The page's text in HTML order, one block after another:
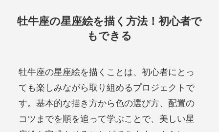
牡牛座の星座絵を描く方法！初心者で
もできる
牡牛座の星座絵を描くことは、初心者にとっ
ても楽しみながら取り組めるプロジェクトで
す。基本的な描き方から色の選び方、配置の
コツまでを順を追って学ぶことで、美しい星